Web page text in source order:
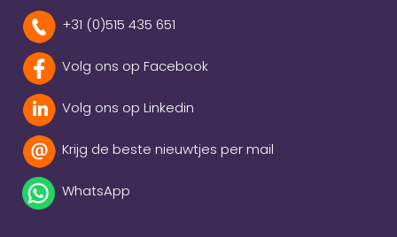
+31 (0)515 435 651
Volg ons op Facebook
Volg ons op Linkedin
Krijg de beste nieuwtjes per mail
WhatsApp